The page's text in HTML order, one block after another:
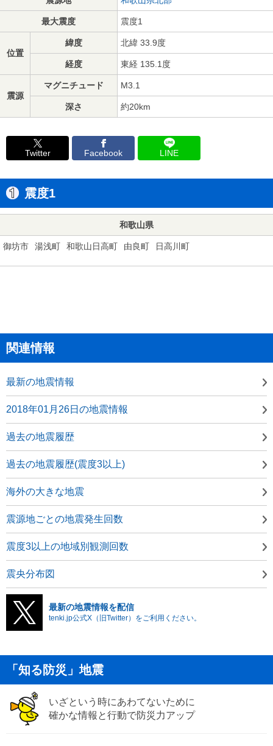
最大震度 震度1
位置
緯度 北緯 33.9度
経度 東経 135.1度
震源
マグニチュード M3.1
深さ 約20km
Twitter Facebook LINE
震度1
和歌山県
御坊市 湯浅町 和歌山日高町 由良町 日高川町
関連情報
最新の地震情報
2018年01月26日の地震情報
過去の地震履歴
過去の地震履歴(震度3以上)
海外の大きな地震
震源地ごとの地震発生回数
震度3以上の地域別観測回数
震央分布図
最新の地震情報を配信
tenki.jp公式X（旧Twitter）をご利用ください。
「知る防災」地震
いざという時にあわてないために
確かな情報と行動で防災力アップ